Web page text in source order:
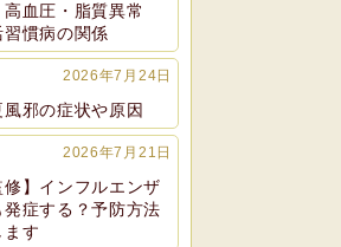
血圧・脂質異常
慣病の関係
2026年7月24日
邪の症状や原因
2026年7月21日
修】インフルエンザ
発症する？予防方法
ます